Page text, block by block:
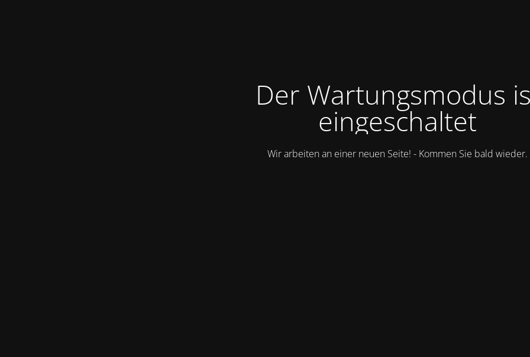
Der Wartungsmodus
eingeschaltet
Wir arbeiten an einer neuen Seite! - Kommen Sie bald wieder.